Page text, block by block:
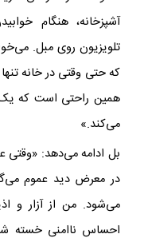
آشپزخانه، هنگام
تلویزیون روی مبل.
که حتی وقتی در خانه
همین راحتی است که
می‌کند.­»
بل ادامه می‌دهد:
در معرض دید عموم
می‌شود. من از آزار و
احساس ناامنی خسته